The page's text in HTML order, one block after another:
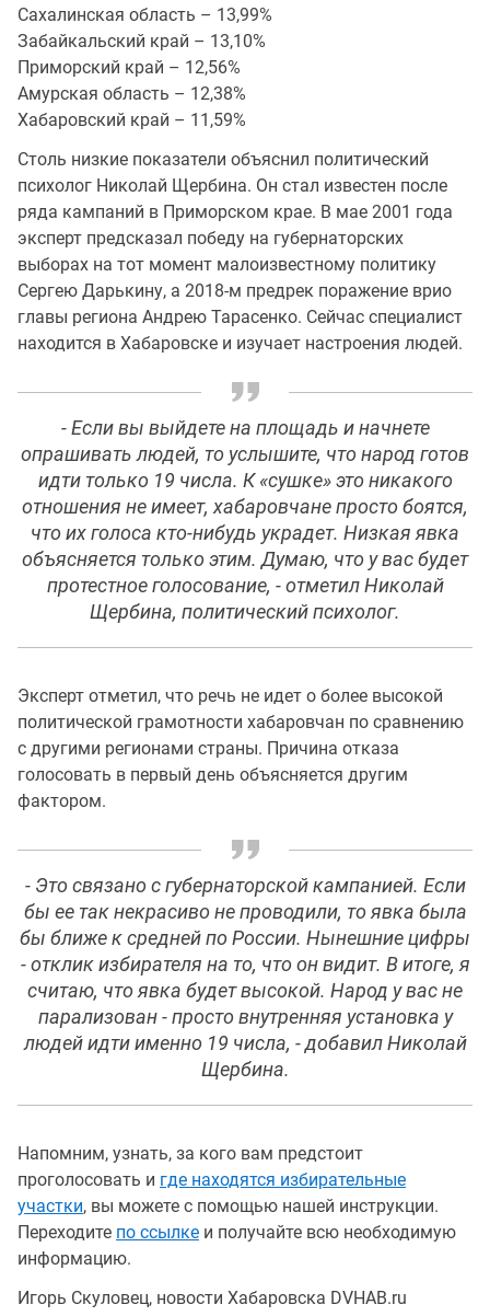
Сахалинская область – 13,99%
Забайкальский край – 13,10%
Приморский край – 12,56%
Амурская область – 12,38%
Хабаровский край – 11,59%
Столь низкие показатели объяснил политический
психолог Николай Щербина. Он стал известен после
ряда кампаний в Приморском крае. В мае 2001 года
эксперт предсказал победу на губернаторских
выборах на тот момент малоизвестному политику
Сергею Дарькину, а 2018-м предрек поражение врио
главы региона Андрею Тарасенко. Сейчас специалист
находится в Хабаровске и изучает настроения людей.
- Если вы выйдете на площадь и начнете
опрашивать людей, то услышите, что народ готов
идти только 19 числа. К «сушке» это никакого
отношения не имеет, хабаровчане просто боятся,
что их голоса кто-нибудь украдет. Низкая явка
объясняется только этим. Думаю, что у вас будет
протестное голосование, - отметил Николай
Щербина, политический психолог.
Эксперт отметил, что речь не идет о более высокой
политической грамотности хабаровчан по сравнению
с другими регионами страны. Причина отказа
голосовать в первый день объясняется другим
фактором.
- Это связано с губернаторской кампанией. Если
бы ее так некрасиво не проводили, то явка была
бы ближе к средней по России. Нынешние цифры
- отклик избирателя на то, что он видит. В итоге, я
считаю, что явка будет высокой. Народ у вас не
парализован - просто внутренняя установка у
людей идти именно 19 числа, - добавил Николай
Щербина.
Напомним, узнать, за кого вам предстоит
проголосовать и где находятся избирательные
участки, вы можете с помощью нашей инструкции.
Переходите по ссылке и получайте всю необходимую
информацию.
Игорь Скуловец, новости Хабаровска DVHAB.ru